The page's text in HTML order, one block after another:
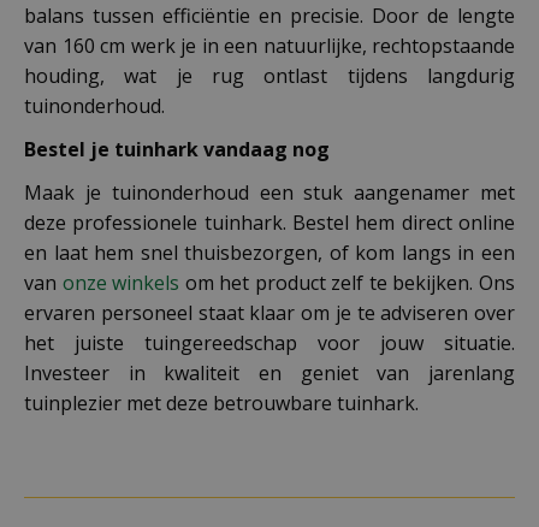
balans tussen efficiëntie en precisie. Door de lengte
van 160 cm werk je in een natuurlijke, rechtopstaande
houding, wat je rug ontlast tijdens langdurig
tuinonderhoud.
Bestel je tuinhark vandaag nog
Maak je tuinonderhoud een stuk aangenamer met
deze professionele tuinhark. Bestel hem direct online
en laat hem snel thuisbezorgen, of kom langs in een
van onze winkels om het product zelf te bekijken. Ons
ervaren personeel staat klaar om je te adviseren over
het juiste tuingereedschap voor jouw situatie.
Investeer in kwaliteit en geniet van jarenlang
tuinplezier met deze betrouwbare tuinhark.